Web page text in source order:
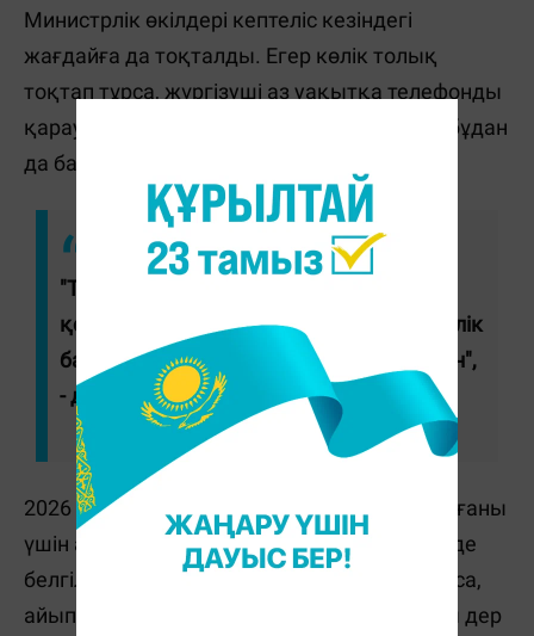
Министрлік өкілдері кептеліс кезіндегі
жағдайға да тоқталды. Егер көлік толық
тоқтап тұрса, жүргізуші аз уақытқа телефонды
қарауына болады. Дегенмен полицейлер бұдан
да бас тартуға кеңес береді.
"Толық бақылау жоқ, бірақ телефонды
қолға алмаған дұрыс. Себебі заңда "көлік
басқару кезінде" деп нақты көрсетілген",
- деді Боранова.
2026 жылы рөлде отырып телефон қолданғаны
үшін айыппұл 5 АЕК (21 625 теңге) көлемінде
белгіленген. Егер бір жыл ішінде қайта бұзса,
айыппұл 10 АЕК-ке дейін өседі. Айыппұлды дер